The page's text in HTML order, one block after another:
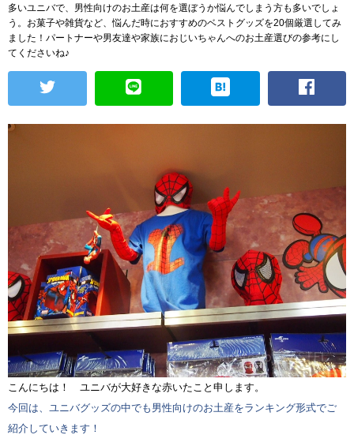
多いユニバで、男性向けのお土産は何を選ぼうか悩んでしまう方も多いでしょ
う。お菓子や雑貨など、悩んだ時におすすめのベストグッズを20個厳選してみ
ました！パートナーや男友達や家族におじいちゃんへのお土産選びの参考にし
てくださいね♪
こんにちは！ ユニバが大好きな赤いたこと申します。
今回は、ユニバグッズの中でも男性向けのお土産をランキング形式でご
紹介していきます！